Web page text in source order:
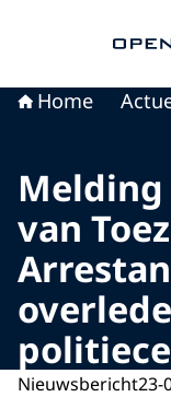
Home
van
Nieuwsbericht23-